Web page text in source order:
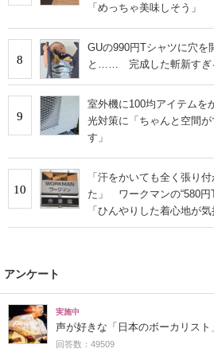
「めっちゃ美味しそう」
8
GUの990円Tシャツに穴を
と…… 完成した斬新すぎ
9
室外機に100均アイテム
光対策に「ちゃんと空間
す」
10
「汗をかいても全く張り
た」 ワークマンの“580
「ひんやりした着心地が
らない」
アンケート
実施中
声が好きな「日本のボーカリスト
回答数：49509